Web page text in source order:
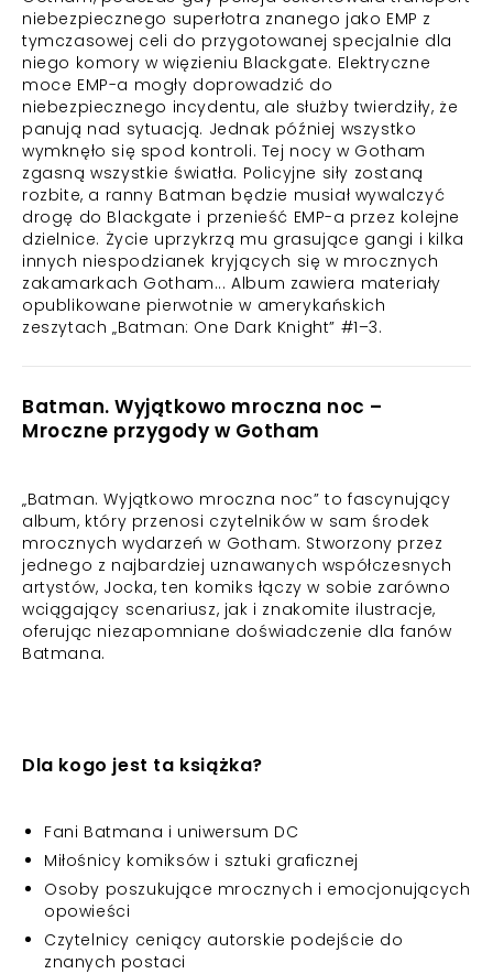
niebezpiecznego superłotra znanego jako EMP z
tymczasowej celi do przygotowanej specjalnie dla
niego komory w więzieniu Blackgate. Elektryczne
moce EMP-a mogły doprowadzić do
niebezpiecznego incydentu, ale służby twierdziły, że
panują nad sytuacją. Jednak później wszystko
wymknęło się spod kontroli. Tej nocy w Gotham
zgasną wszystkie światła. Policyjne siły zostaną
rozbite, a ranny Batman będzie musiał wywalczyć
drogę do Blackgate i przenieść EMP-a przez kolejne
dzielnice. Życie uprzykrzą mu grasujące gangi i kilka
innych niespodzianek kryjących się w mrocznych
zakamarkach Gotham... Album zawiera materiały
opublikowane pierwotnie w amerykańskich
zeszytach „Batman: One Dark Knight” #1–3.
Batman. Wyjątkowo mroczna noc –
Mroczne przygody w Gotham
„Batman. Wyjątkowo mroczna noc” to fascynujący
album, który przenosi czytelników w sam środek
mrocznych wydarzeń w Gotham. Stworzony przez
jednego z najbardziej uznawanych współczesnych
artystów, Jocka, ten komiks łączy w sobie zarówno
wciągający scenariusz, jak i znakomite ilustracje,
oferując niezapomniane doświadczenie dla fanów
Batmana.
Dla kogo jest ta książka?
Fani Batmana i uniwersum DC
Miłośnicy komiksów i sztuki graficznej
Osoby poszukujące mrocznych i emocjonujących
opowieści
Czytelnicy ceniący autorskie podejście do
znanych postaci